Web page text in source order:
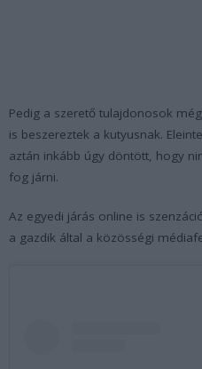
Pedig a szerető tulajdonosok
is beszereztek a kutyusnak.
aztán inkább úgy döntött, hogy
fog járni.
Az egyedi járás online is
a gazdik által a közösségi